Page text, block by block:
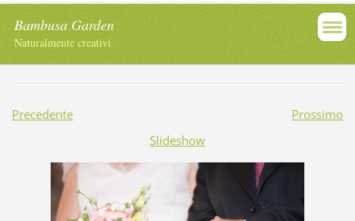
Bambusa Garden
Naturalmente creativi
Precedente
Prossimo
Slideshow